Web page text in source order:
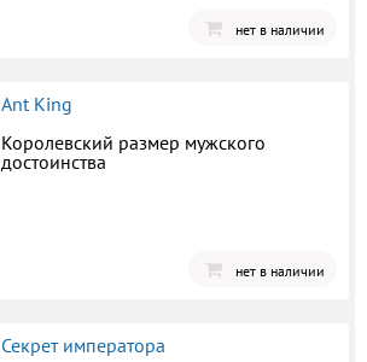
нет в наличии
Ant King
Королевский размер мужского
достоинства
нет в наличии
Секрет императора